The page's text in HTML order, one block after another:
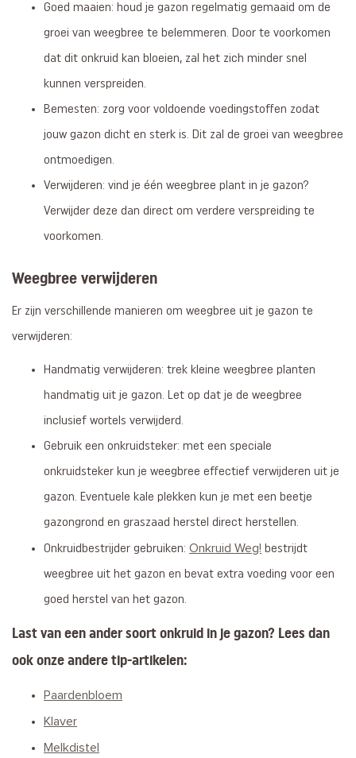
Goed maaien: houd je gazon regelmatig gemaaid om de
groei van weegbree te belemmeren. Door te voorkomen
dat dit onkruid kan bloeien, zal het zich minder snel
kunnen verspreiden.
Bemesten: zorg voor voldoende voedingstoffen zodat
jouw gazon dicht en sterk is. Dit zal de groei van weegbree
ontmoedigen.
Verwijderen: vind je één weegbree plant in je gazon?
Verwijder deze dan direct om verdere verspreiding te
voorkomen.
Weegbree verwijderen
Er zijn verschillende manieren om weegbree uit je gazon te
verwijderen:
Handmatig verwijderen: trek kleine weegbree planten
handmatig uit je gazon. Let op dat je de weegbree
inclusief wortels verwijderd.
Gebruik een onkruidsteker: met een speciale
onkruidsteker kun je weegbree effectief verwijderen uit je
gazon. Eventuele kale plekken kun je met een beetje
gazongrond en graszaad herstel direct herstellen.
Onkruidbestrijder gebruiken: Onkruid Weg! bestrijdt
weegbree uit het gazon en bevat extra voeding voor een
goed herstel van het gazon.
Last van een ander soort onkruid in je gazon? Lees dan
ook onze andere tip-artikelen:
Paardenbloem
Klaver
Melkdistel